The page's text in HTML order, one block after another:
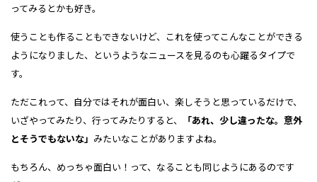
ってみるとかも好き。
使うことも作ることもできないけど、これを使ってこんなことができる
ようになりました、というようなニュースを見るのも心躍るタイプで
す。
ただこれって、自分ではそれが面白い、楽しそうと思っているだけで、
いざやってみたり、行ってみたりすると、
「あれ、少し違ったな。意外
とそうでもないな」 みたいなことがありますよね。
もちろん、めっちゃ面白い！って、なることも同じようにあるのです